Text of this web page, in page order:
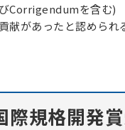
Corrigendumを含む)
献があったと認められ
際規格開発